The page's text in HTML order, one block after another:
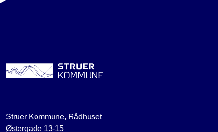
Struer Kommune, Rådhuset
Østergade 13-15